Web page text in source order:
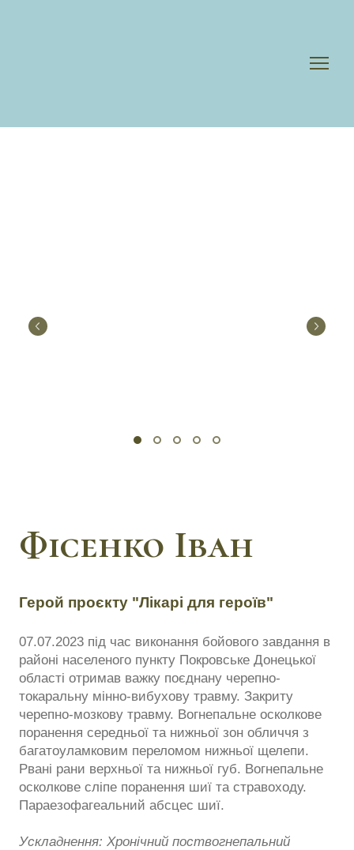
Фісенко Іван
Герой проєкту "Лікарі для героїв"
07.07.2023 під час виконання бойового завдання в
районі населеного пункту Покровське Донецької
області отримав важку поєднану черепно-
токаральну мінно-вибухову травму. Закриту
черепно-мозкову травму. Вогнепальне осколкове
поранення середньої та нижньої зон обличчя з
багатоуламковим переломом нижньої щелепи.
Рвані рани верхньої та нижньої губ. Вогнепальне
осколкове сліпе поранення шиї та стравоходу.
Параезофагеальний абсцес шиї.
Ускладнення: Хронічний поствогнепальний